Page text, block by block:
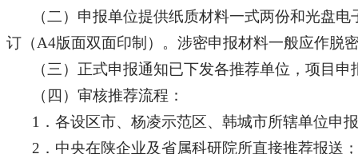
（二）申报单位提供纸质材料一式两份和光盘
订（A4版面双面印制）。涉密申报材料一般应作脱
（三）正式申报通知已下发各推荐单位，项目
（四）审核推荐流程：
1．各设区市、杨凌示范区、韩城市所辖单位申
2．中央在陕企业及省属科研院所直接推荐报送；